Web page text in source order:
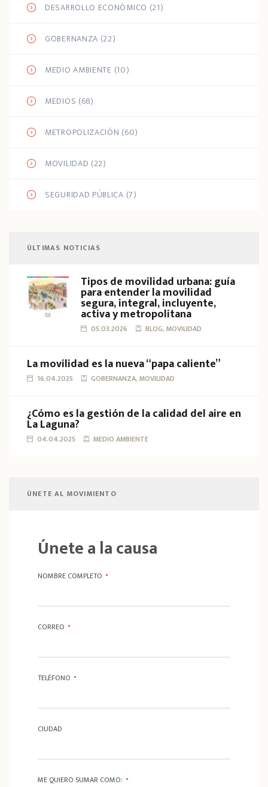
DESARROLLO ECONÓMICO (21)
GOBERNANZA (22)
MEDIO AMBIENTE (10)
MEDIOS (68)
METROPOLIZACIÓN (60)
MOVILIDAD (22)
SEGURIDAD PÚBLICA (7)
ÚLTIMAS NOTICIAS
Tipos de movilidad urbana: guía
para entender la movilidad
segura, integral, incluyente,
activa y metropolitana
05.03.2026 BLOG, MOVILIDAD
La movilidad es la nueva “papa caliente”
16.04.2025 GOBERNANZA, MOVILIDAD
¿Cómo es la gestión de la calidad del aire en
La Laguna?
04.04.2025 MEDIO AMBIENTE
ÚNETE AL MOVIMIENTO
Únete a la causa
NOMBRE COMPLETO *
CORREO *
TELÉFONO *
CIUDAD
ME QUIERO SUMAR COMO: *